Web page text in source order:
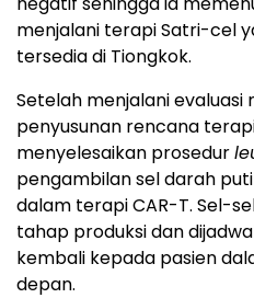
menjalani terapi Satri-cel
tersedia di Tiongkok.
Setelah menjalani evaluasi
penyusunan rencana
menyelesaikan prosedur
pengambilan sel darah
dalam terapi CAR-T. Sel-
tahap produksi dan
kembali kepada pasien
depan.